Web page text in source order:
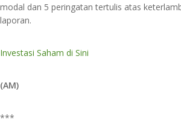
modal dan 5 peringatan tertulis atas
laporan.
Investasi Saham di Sini
(AM)
***